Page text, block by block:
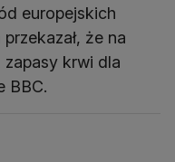
europejskich
że na
krwi dla
BBC.